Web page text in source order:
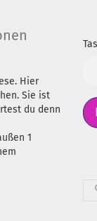
Hier
Sie ist
du denn
1